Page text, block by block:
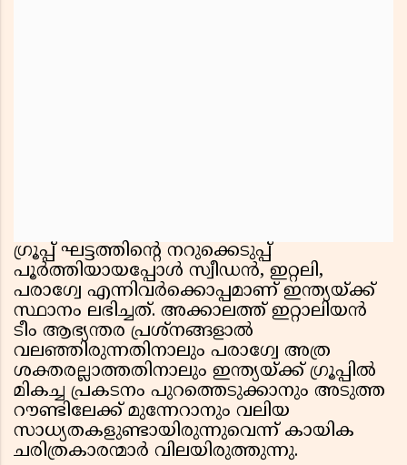
ഗ്രൂപ്പ് ഘട്ടത്തിന്റെ നറുക്കെടുപ്പ്
പൂർത്തിയായപ്പോൾ സ്വീഡൻ, ഇറ്റലി,
പരാഗ്വേ എന്നിവർക്കൊപ്പമാണ് ഇന്ത്യയ്ക്ക്
സ്ഥാനം ലഭിച്ചത്. അക്കാലത്ത് ഇറ്റാലിയൻ
ടീം ആഭ്യന്തര പ്രശ്നങ്ങളാൽ
വലഞ്ഞിരുന്നതിനാലും പരാഗ്വേ അത്ര
ശക്തരല്ലാത്തതിനാലും ഇന്ത്യയ്ക്ക് ഗ്രൂപ്പിൽ
മികച്ച പ്രകടനം പുറത്തെടുക്കാനും അടുത്ത
റൗണ്ടിലേക്ക് മുന്നേറാനും വലിയ
സാധ്യതകളുണ്ടായിരുന്നുവെന്ന് കായിക
ചരിത്രകാരന്മാർ വിലയിരുത്തുന്നു.